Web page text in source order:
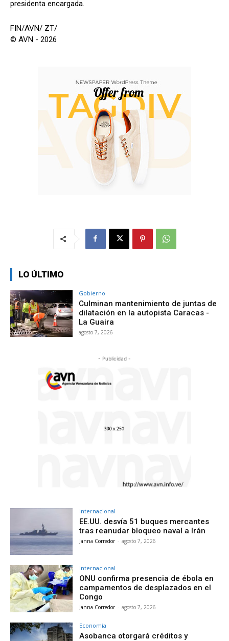
presidenta encargada.
FIN/AVN/ ZT/
© AVN - 2026
LO ÚLTIMO
Gobierno
Culminan mantenimiento de juntas de
dilatación en la autopista Caracas -
La Guaira
agosto 7, 2026
- Publicidad -
Internacional
EE.UU. desvía 51 buques mercantes
tras reanudar bloqueo naval a Irán
Janna Corredor - agosto 7, 2026
Internacional
ONU confirma presencia de ébola en
campamentos de desplazados en el
Congo
Janna Corredor - agosto 7, 2026
Economía
Asobanca otorgará créditos y